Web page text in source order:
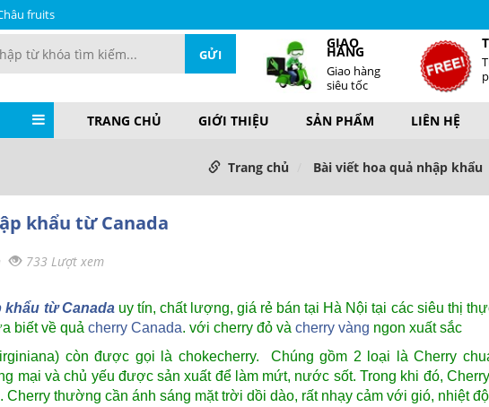
fruits
GIAO
HÀNG
Giao hàng
siêu tốc
TRANG CHỦ GIỚI THIỆU SẢN PHẨM LIÊN HỆ
Trang chủ Bài viết hoa quả nhập khẩu
khẩu từ Canada
733 Lượt xem
khẩu từ Canadauy tín, chất lượng, giá rẻ bán tại Hà Nội tại các siêu thị
biết về quả cherry Canada. với cherry đỏ và cherry vàng ngon xuất sắc
còn được gọi là chokecherry. Chúng gồm 2 loại là Cherry
mại và chủ yếu được sản xuất để làm mứt, nước sốt. Trong khi đó,
thường cần ánh sáng mặt trời dồi dào, rất nhạy cảm với gió, nhiệt